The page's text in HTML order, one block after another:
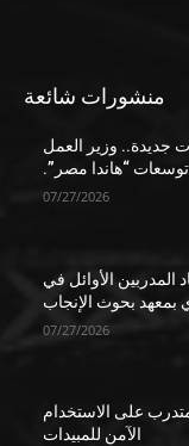
منشورات شائعة
جديدة.. وزير العمل
توسعات “هاندا مصر”.
07/27/2026
المدربين الأوائل في
بمعهد بحوث الإنجاب
07/27/2026
تأهيل 1600 متدرب على الاستخدام
الآمن للمبيدات